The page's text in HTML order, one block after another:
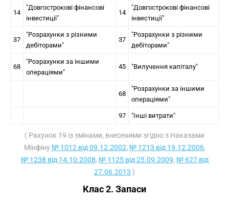
14
"Довгострокові фінансові
інвестиції"
14
"Довгострокові фінансові
інвестиції"
37
"Розрахунки з різними
дебіторами"
37
"Розрахунки з різними
дебіторами"
68
"Розрахунки за іншими
операціями"
45 "Вилучення капіталу"
68
"Розрахунки за іншими
операціями"
97 "Інші витрати"
( Рахунок 19 із змінами, внесеними згідно з Наказами
Мінфіну № 1012 від 09.12.2002, № 1213 від 19.12.2006,
№ 1238 від 14.10.2008, № 1125 від 25.09.2009, № 627 від
27.06.2013 )
Клас 2. Запаси